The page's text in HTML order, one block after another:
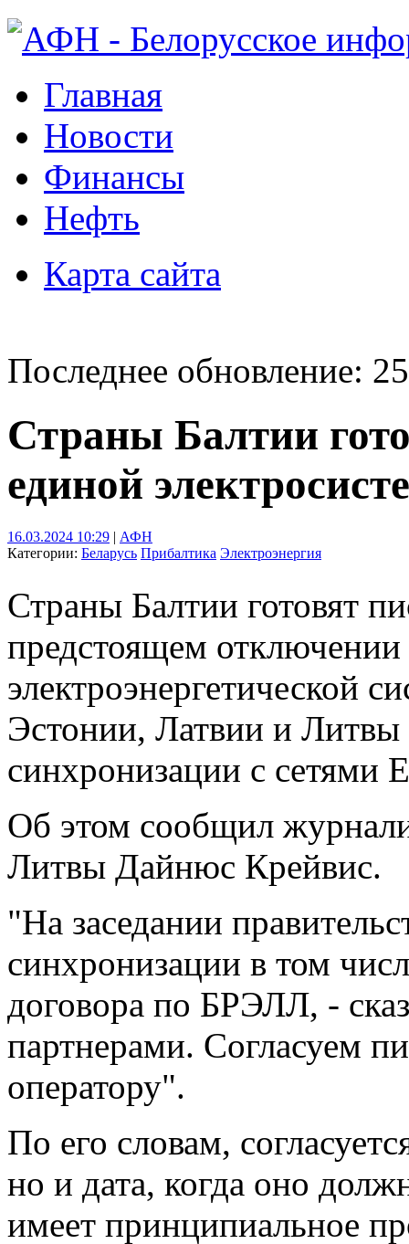
Главная
Новости
Финансы
Нефть
Карта сайта
Последнее обновление:
Страны Балтии
единой
16.03.2024 10:29 | АФН
Категории: Беларусь Прибалтика Электроэнергия
Страны Балтии готовят
предстоящем отключении
электроэнергетической
Эстонии, Латвии и
синхронизации с сетями
Об этом сообщил
Литвы Дайнюс Крейвис.
"На заседании
синхронизации в том
договора по БРЭЛЛ, -
партнерами. Согласуем
оператору".
По его словам,
но и дата, когда оно
имеет принципиальное